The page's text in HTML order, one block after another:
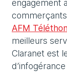
engagement
AFM
meilleurs
Claranet est